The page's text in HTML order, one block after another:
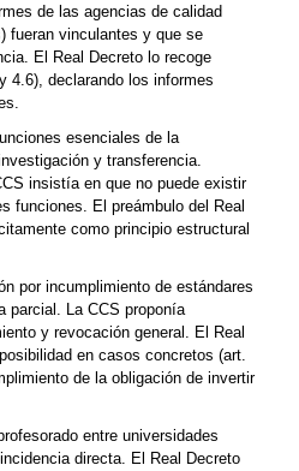
de las agencias de calidad
fueran vinculantes y que se
El Real Decreto lo recoge
4.6), declarando los informes
esenciales de la
y transferencia.
insistía en que no puede existir
funciones. El preámbulo del Real
como principio estructural
por incumplimiento de estándares
parcial. La CCS proponía
y revocación general. El Real
en casos concretos (art.
de la obligación de invertir
entre universidades
directa. El Real Decreto